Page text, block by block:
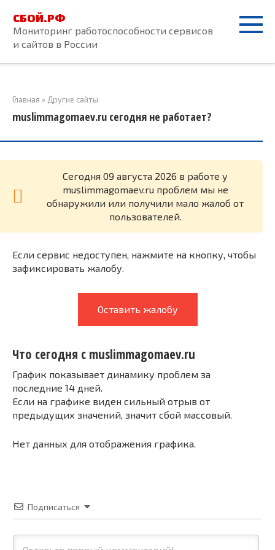
контенту
СБОЙ.РФ
Мониторинг работоспособности сервисов
и сайтов в России
Главная » Другие сайты
muslimmagomaev.ru сегодня не работает?
Cегодня 09 августа 2026 в работе у
muslimmagomaev.ru проблем мы не
обнаружили или получили мало жалоб от
пользователей.
Если сервис недоступен, нажмите на кнопку, чтобы
зафиксировать жалобу.
Оставить жалобу
Что сегодня с muslimmagomaev.ru
График показывает динамику проблем за
последние 14 дней.
Если на графике виден сильный отрыв от
предыдущих значений, значит сбой массовый.
Нет данных для отображения графика.
Подписаться